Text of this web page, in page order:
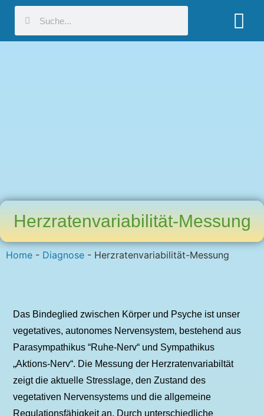
Herzratenvariabilität-Messung
Home - Diagnose - Herzratenvariabilität-Messung
Das Bindeglied zwischen Körper und Psyche ist unser
vegetatives, autonomes Nervensystem, bestehend aus
Parasympathikus “Ruhe-Nerv“ und Sympathikus
„Aktions-Nerv“. Die Messung der Herzratenvariabiltät
zeigt die aktuelle Stresslage, den Zustand des
vegetativen Nervensystems und die allgemeine
Regulationsfähigkeit an. Durch unterschiedliche